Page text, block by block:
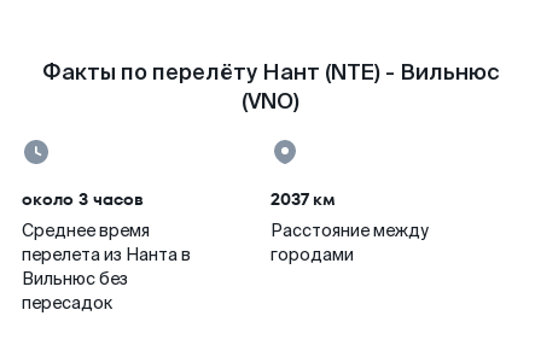
Факты по перелёту Нант (NTE) - Вильнюс
(VNO)
около 3 часов
Среднее время
перелета из Нанта в
Вильнюс без
пересадок
2037 км
Расстояние между
городами